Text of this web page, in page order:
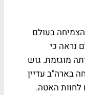
בעולם
אולם נראה כי
מוגזמת. גוש
בארה"ב עדיין
לחוות האטה.